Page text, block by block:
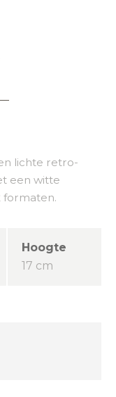
lichte retro-
een witte
formaten.
Hoogte
17 cm